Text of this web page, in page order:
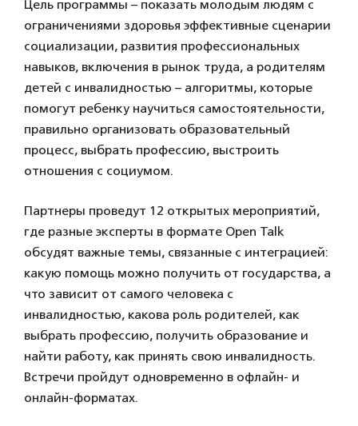
Цель программы – показать молодым людям с
ограничениями здоровья эффективные сценарии
социализации, развития профессиональных
навыков, включения в рынок труда, а родителям
детей с инвалидностью – алгоритмы, которые
помогут ребенку научиться самостоятельности,
правильно организовать образовательный
процесс, выбрать профессию, выстроить
отношения с социумом.
Партнеры проведут 12 открытых мероприятий,
где разные эксперты в формате Open Talk
обсудят важные темы, связанные с интеграцией:
какую помощь можно получить от государства, а
что зависит от самого человека с
инвалидностью, какова роль родителей, как
выбрать профессию, получить образование и
найти работу, как принять свою инвалидность.
Встречи пройдут одновременно в офлайн- и
онлайн-форматах.